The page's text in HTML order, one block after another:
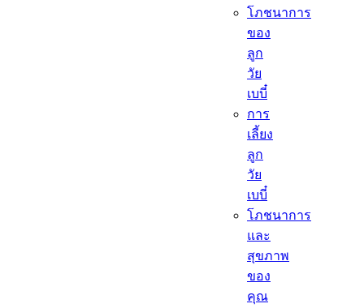
โภชนาการ
ของ
ลูก
วัย
เบบี๋
การ
เลี้ยง
ลูก
วัย
เบบี๋
โภชนาการ
และ
สุขภาพ
ของ
คุณ